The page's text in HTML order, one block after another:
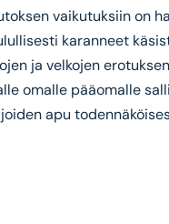
vaikutuksiin on
karanneet
ja velkojen
omalle pääomalle
apu